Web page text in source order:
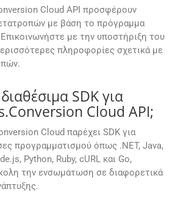
Cloud API προσφέρουν
με βάση το πρόγραμμα
με την υποστήριξη του
πληροφορίες σχετικά με
SDK για
Cloud API;
Cloud παρέχει SDK για
προγραμματισμού όπως .NET, Java,
Python, Ruby, cURL και Go,
την ενσωμάτωση σε διαφορετικά